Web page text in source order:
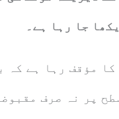
جا رہا ہے۔
کا مؤقف رہا ہے کہ
پر نہ صرف